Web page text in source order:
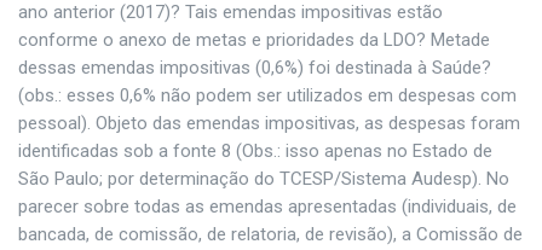
ano anterior (2017)? Tais emendas impositivas estão
conforme o anexo de metas e prioridades da LDO? Metade
dessas emendas impositivas (0,6%) foi destinada à Saúde?
(obs.: esses 0,6% não podem ser utilizados em despesas com
pessoal). Objeto das emendas impositivas, as despesas foram
identificadas sob a fonte 8 (Obs.: isso apenas no Estado de
São Paulo; por determinação do TCESP/Sistema Audesp). No
parecer sobre todas as emendas apresentadas (individuais, de
bancada, de comissão, de relatoria, de revisão), a Comissão de